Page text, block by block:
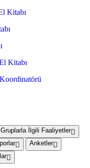
Kitabı
Kitabı
Gruplarla İlgili Faaliyetler
Anketler